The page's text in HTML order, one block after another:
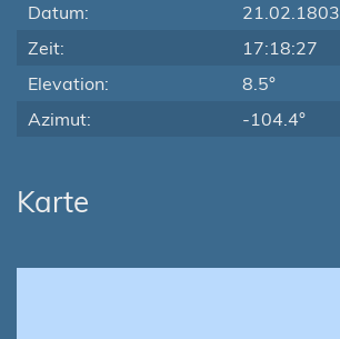
Datum:
21.02.1803
Zeit:
17:18:27
Elevation:
8.5°
Azimut:
-104.4°
Karte